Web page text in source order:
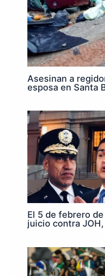
Asesinan a
esposa en Santa
El 5 de febrero
juicio contra